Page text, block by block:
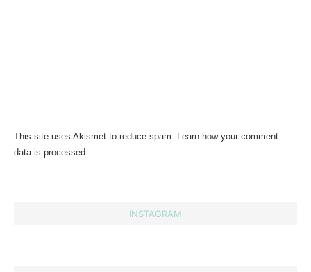
This site uses Akismet to reduce spam. Learn how your comment
data is processed.
INSTAGRAM